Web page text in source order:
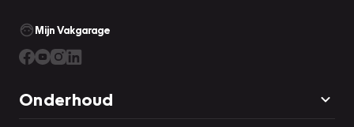
Mijn Vakgarage
Onderhoud